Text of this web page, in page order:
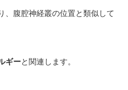
、腹腔神経叢の位置と類似して
ギーと関連します。